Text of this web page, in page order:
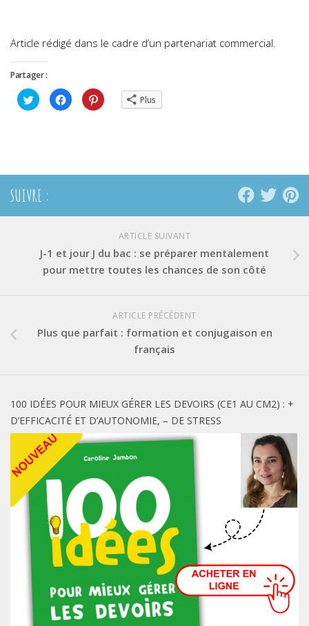
Article rédigé dans le cadre d’un partenariat commercial.
Partager :
Cliquez
pour
partager
Cliquez
pour
partager
Cliquez
pour Plus
SUIVRE :
ARTICLE SUIVANT
J-1 et jour J du bac : se préparer mentalement
pour mettre toutes les chances de son côté
ARTICLE PRÉCÉDENT
Plus que parfait : formation et conjugaison en
français
100 IDÉES POUR MIEUX GÉRER LES DEVOIRS (CE1 AU CM2) : +
D’EFFICACITÉ ET D’AUTONOMIE, – DE STRESS